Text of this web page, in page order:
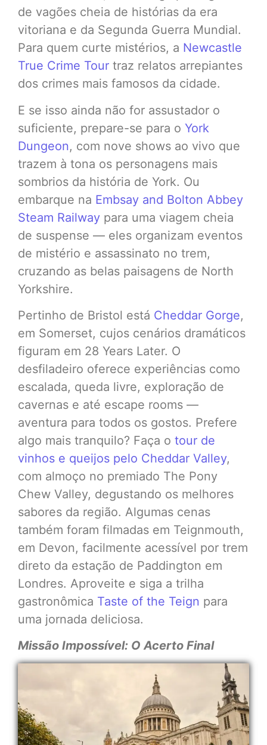
de vagões cheia de histórias da era
vitoriana e da Segunda Guerra Mundial.
Para quem curte mistérios, a Newcastle
True Crime Tour traz relatos arrepiantes
dos crimes mais famosos da cidade.
E se isso ainda não for assustador o
suficiente, prepare-se para o York
Dungeon, com nove shows ao vivo que
trazem à tona os personagens mais
sombrios da história de York. Ou
embarque na Embsay and Bolton Abbey
Steam Railway para uma viagem cheia
de suspense — eles organizam eventos
de mistério e assassinato no trem,
cruzando as belas paisagens de North
Yorkshire.
Pertinho de Bristol está Cheddar Gorge,
em Somerset, cujos cenários dramáticos
figuram em 28 Years Later. O
desfiladeiro oferece experiências como
escalada, queda livre, exploração de
cavernas e até escape rooms —
aventura para todos os gostos. Prefere
algo mais tranquilo? Faça o tour de
vinhos e queijos pelo Cheddar Valley,
com almoço no premiado The Pony
Chew Valley, degustando os melhores
sabores da região. Algumas cenas
também foram filmadas em Teignmouth,
em Devon, facilmente acessível por trem
direto da estação de Paddington em
Londres. Aproveite e siga a trilha
gastronômica Taste of the Teign para
uma jornada deliciosa.
Missão Impossível: O Acerto Final